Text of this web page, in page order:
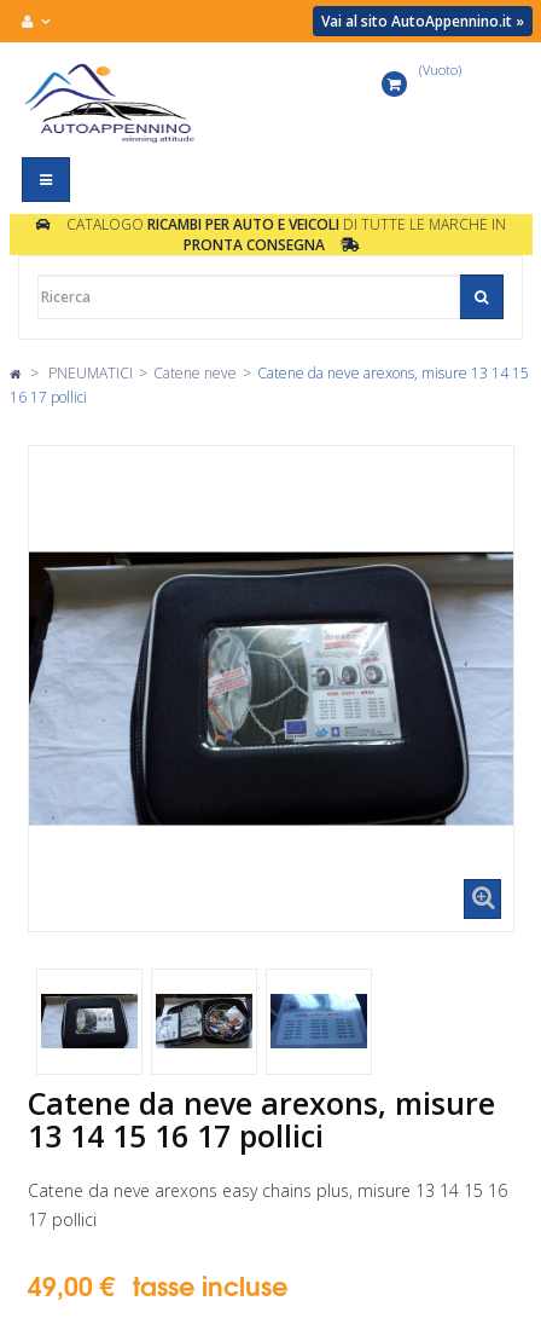
Vai al sito AutoAppennino.it »
Navigazione
Toggle
(Vuoto)
CATALOGO RICAMBI PER AUTO E VEICOLIDI TUTTE LE MARCHE IN
PRONTA CONSEGNA
> PNEUMATICI > Catene neve > Catene da neve arexons, misure 13 14 15
16 17 pollici
Catene da neve arexons, misure
13 14 15 16 17 pollici
Catene da neve arexons easy chains plus, misure 13 14 15 16
17 pollici
49,00 € tasse incluse